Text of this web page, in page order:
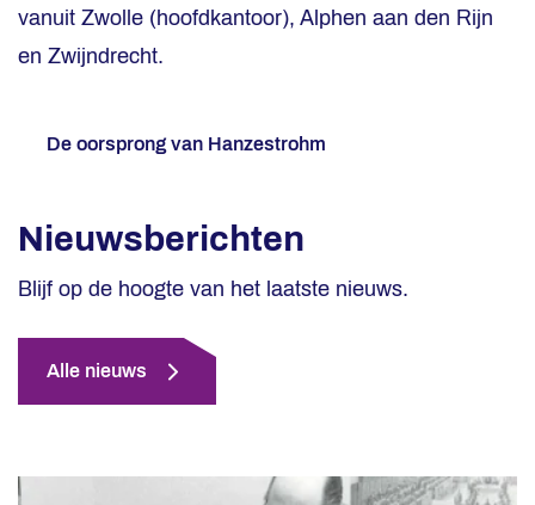
vanuit Zwolle (hoofdkantoor), Alphen aan den Rijn
en Zwijndrecht.
De oorsprong van Hanzestrohm
Nieuwsberichten
Blijf op de hoogte van het laatste nieuws.
Alle nieuws